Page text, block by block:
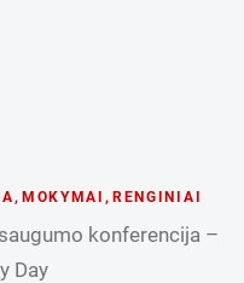
, MOKYMAI , RENGINIAI
konferencija –
Day